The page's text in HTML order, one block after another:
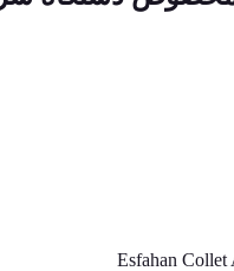
Esfahan Collet